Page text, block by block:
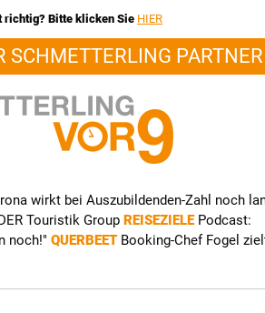
richtig? Bitte klicken Sie HIER
SCHMETTERLING PARTNER
wirkt bei Auszubildenden-Zahl noch
Touristik Group REISEZIELE Podcast:
noch!" QUERBEET Booking-Chef Fogel